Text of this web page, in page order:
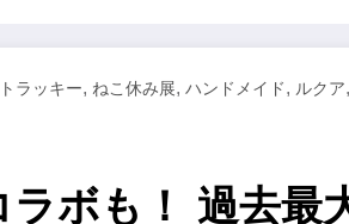
トラッキー, ねこ休み展, ハンドメイド, ルクア,
ラボも！ 過去最